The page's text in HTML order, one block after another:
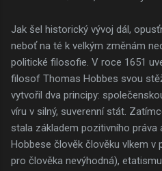
Jak šel historický vývoj dál,
neboť na té k velkým změnám
politické filosofie. V roce 1651
filosof Thomas Hobbes svou
vytvořil dva principy:
víru v silný, suverenní stát.
stala základem pozitivního práva
Hobbese člověk člověku vlkem v
pro člověka nevýhodná),